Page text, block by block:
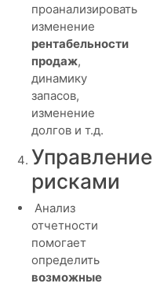
проанализировать
изменение
рентабельности
продаж,
динамику
запасов,
изменение
долгов и т.д.
Управление
рисками
Анализ
отчетности
помогает
определить
возможные